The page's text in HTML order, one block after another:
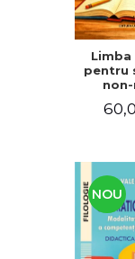
Limba
pentru
Teorie,
teste.
NOU